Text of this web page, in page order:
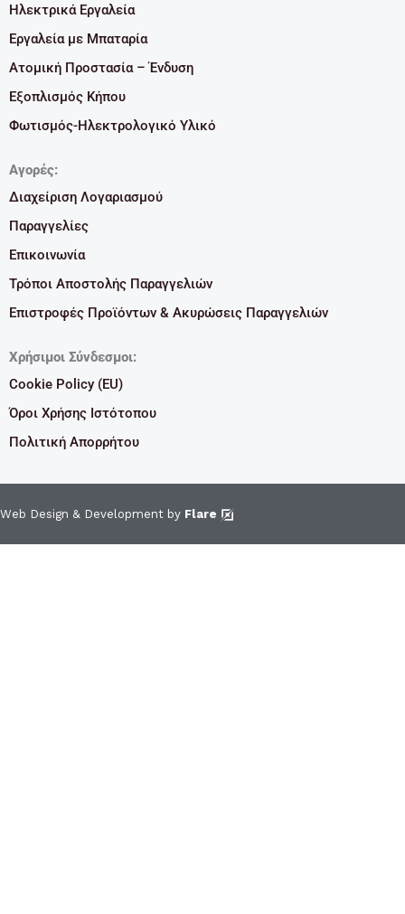
Ηλεκτρικά Εργαλεία
Εργαλεία με Μπαταρία
Ατομική Προστασία – Ένδυση
Εξοπλισμός Κήπου
Φωτισμός-Ηλεκτρολογικό Υλικό
Αγορές:
Διαχείριση Λογαριασμού
Παραγγελίες
Επικοινωνία
Τρόποι Αποστολής Παραγγελιών
Επιστροφές Προϊόντων & Ακυρώσεις Παραγγελιών
Χρήσιμοι Σύνδεσμοι:
Cookie Policy (EU)
Όροι Χρήσης Ιστότοπου
Πολιτική Απορρήτου
Web Design & Development by Flare